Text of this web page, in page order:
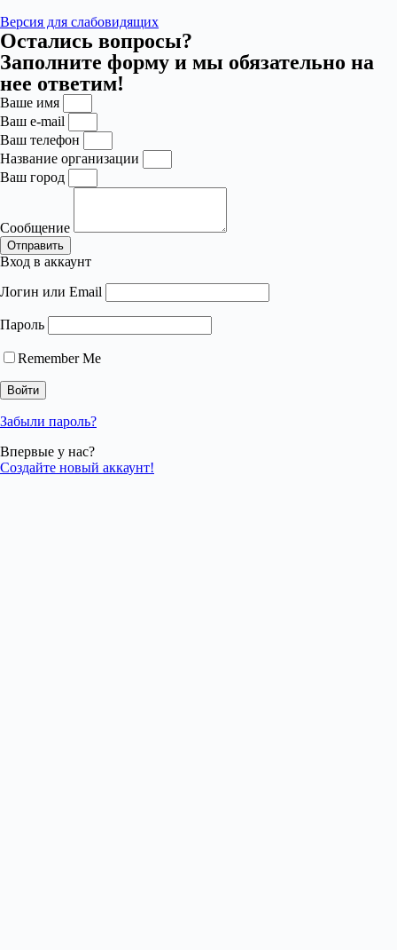
Версия для слабовидящих
Остались вопросы?
Заполните форму и мы обязательно на
нее ответим!
Ваше имя
Ваш e-mail
Ваш телефон
Название организации
Ваш город
Сообщение
Отправить
Вход в аккаунт
Логин или Email
Пароль
Remember Me
Забыли пароль?
Впервые у нас?
Создайте новый аккаунт!